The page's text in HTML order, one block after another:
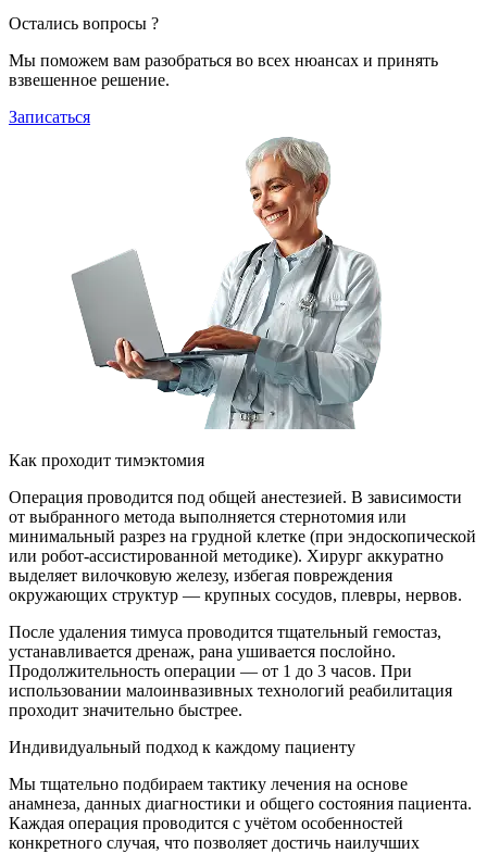
Остались вопросы ?
Мы поможем вам разобраться во всех нюансах и принять
взвешенное решение.
Записаться
Как проходит тимэктомия
Операция проводится под общей анестезией. В зависимости
от выбранного метода выполняется стернотомия или
минимальный разрез на грудной клетке (при эндоскопической
или робот-ассистированной методике). Хирург аккуратно
выделяет вилочковую железу, избегая повреждения
окружающих структур — крупных сосудов, плевры, нервов.
После удаления тимуса проводится тщательный гемостаз,
устанавливается дренаж, рана ушивается послойно.
Продолжительность операции — от 1 до 3 часов. При
использовании малоинвазивных технологий реабилитация
проходит значительно быстрее.
Индивидуальный подход к каждому пациенту
Мы тщательно подбираем тактику лечения на основе
анамнеза, данных диагностики и общего состояния пациента.
Каждая операция проводится с учётом особенностей
конкретного случая, что позволяет достичь наилучших